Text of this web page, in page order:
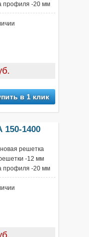
профиля -20 мм
в 1 клик
150-1400
решетка
-12 мм
профиля -20 мм